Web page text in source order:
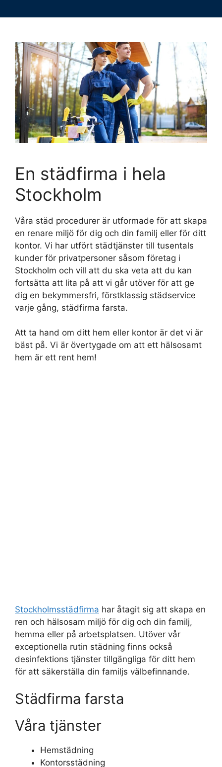
En städfirma i hela
Stockholm
Våra städ procedurer är utformade för att skapa
en renare miljö för dig och din familj eller för ditt
kontor. Vi har utfört städtjänster till tusentals
kunder för privatpersoner såsom företag i
Stockholm och vill att du ska veta att du kan
fortsätta att lita på att vi går utöver för att ge
dig en bekymmersfri, förstklassig städservice
varje gång, städfirma farsta.
Att ta hand om ditt hem eller kontor är det vi är
bäst på. Vi är övertygade om att ett hälsosamt
hem är ett rent hem!
Stockholmsstädfirma har åtagit sig att skapa en
ren och hälsosam miljö för dig och din familj,
hemma eller på arbetsplatsen. Utöver vår
exceptionella rutin städning finns också
desinfektions tjänster tillgängliga för ditt hem
för att säkerställa din familjs välbefinnande.
Städfirma farsta
Våra tjänster
Hemstädning
Kontorsstädning